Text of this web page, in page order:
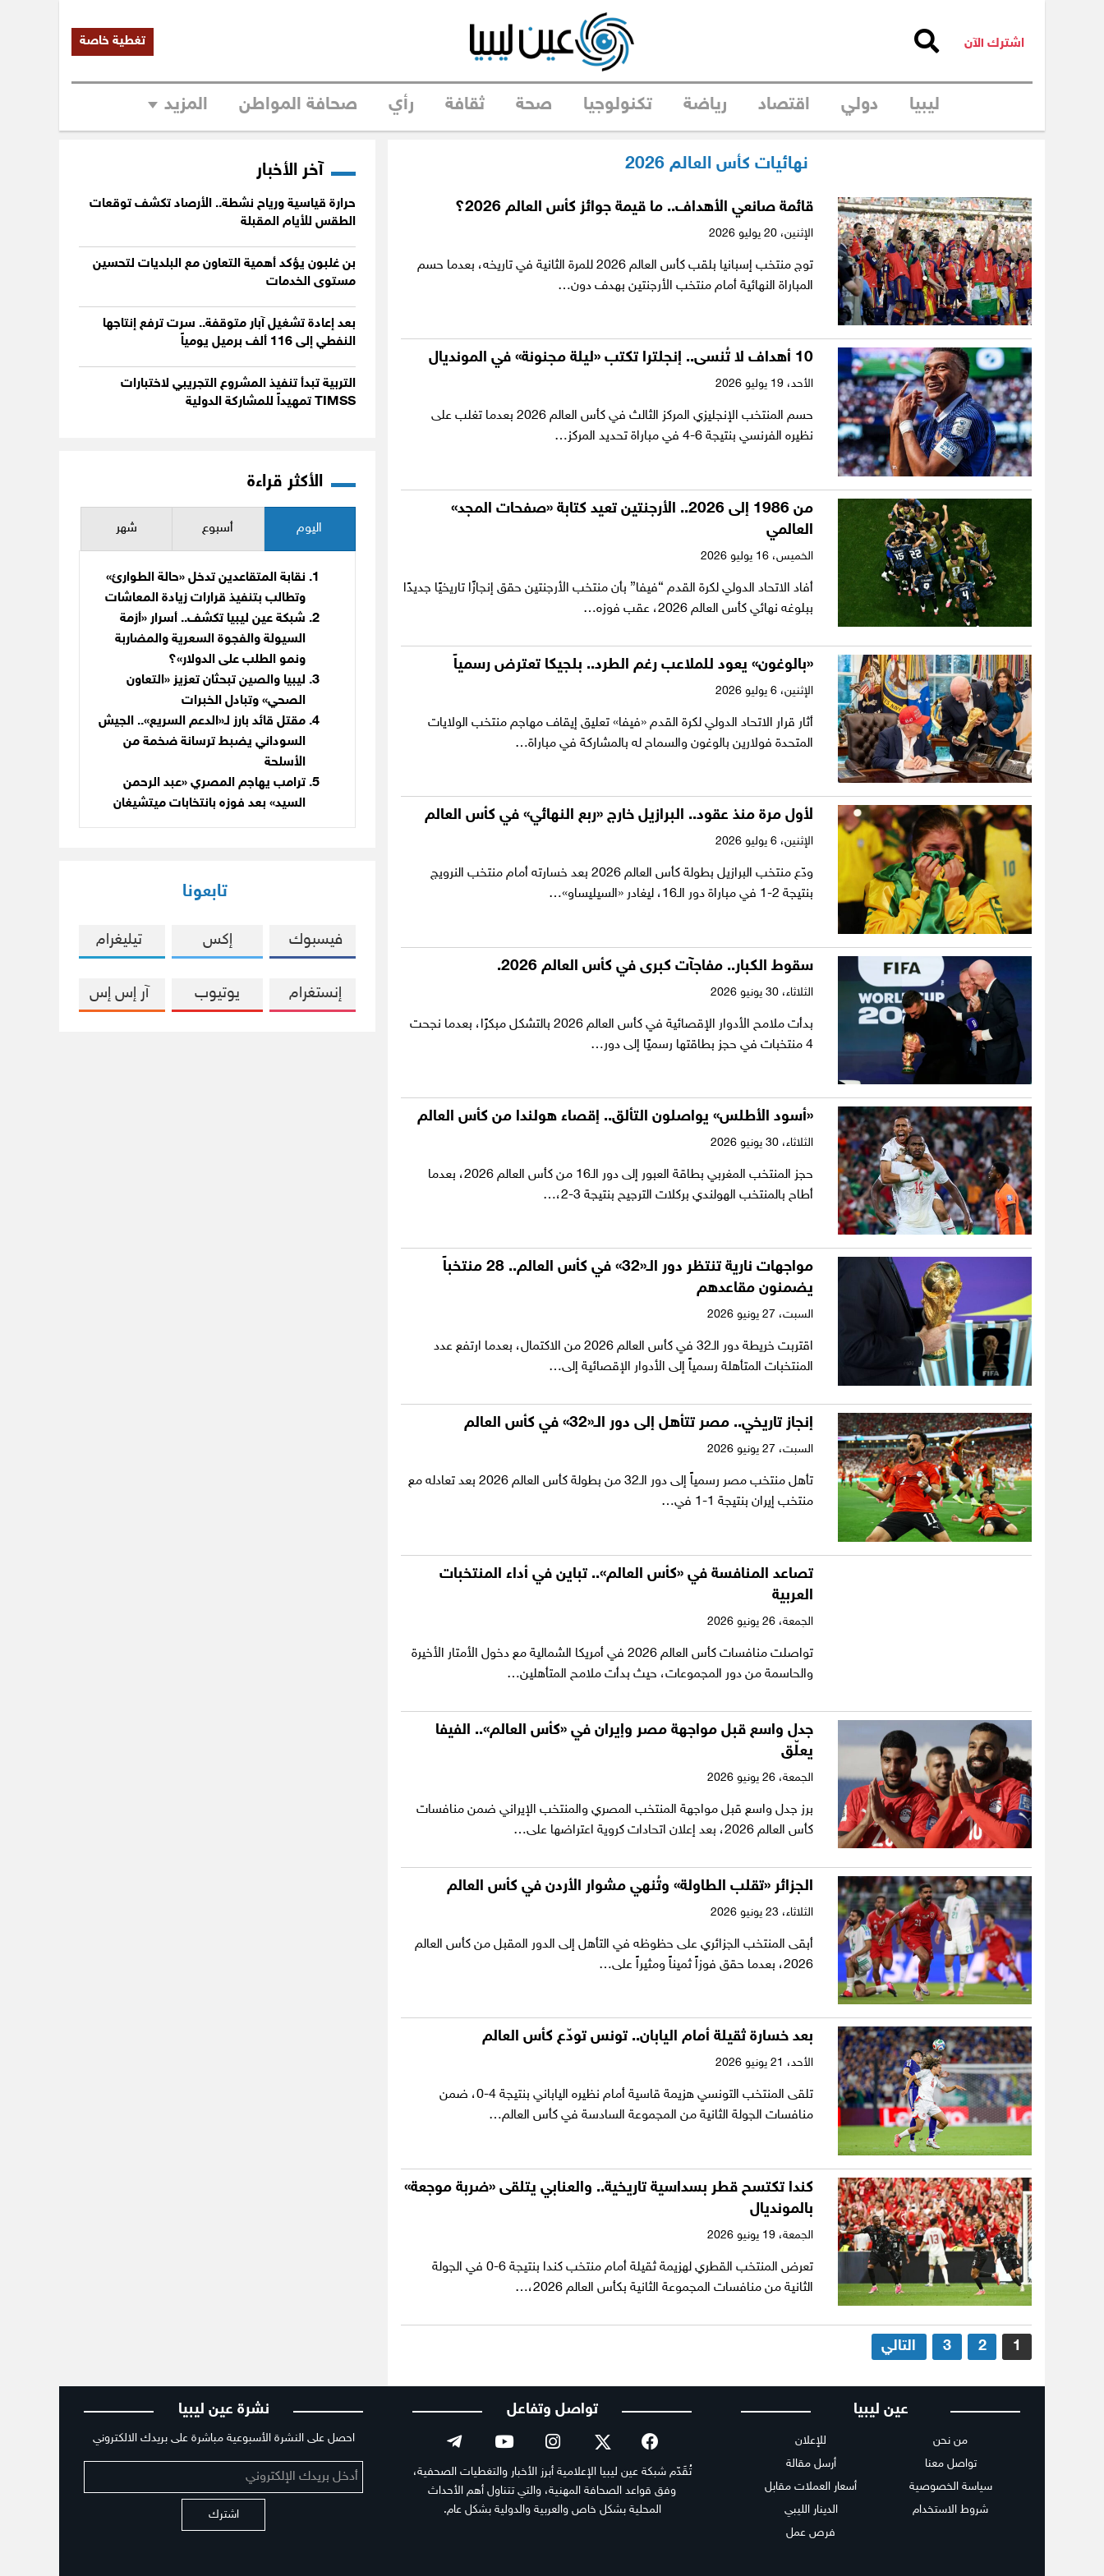
اشترك الآن تغطية خاصة
ليبيا دولي اقتصاد رياضة تكنولوجيا صحة ثقافة رأي صحافة المواطن المزيد
نهائيات كأس العالم 2026
قائمة صانعي الأهداف.. ما قيمة جوائز كأس العالم 2026؟
الإثنين،
توج منتخب إسبانيا بلقب كأس العالم 2026 للمرة الثانية في تاريخه، بعدما حسم
المباراة النهائية أمام منتخب الأرجنتين بهدف دون…
10 أهداف لا تُنسى.. إنجلترا تكتب «ليلة مجنونة» في المونديال
الأحد،
حسم المنتخب الإنجليزي المركز الثالث في كأس العالم 2026 بعدما تغلب على
نظيره الفرنسي بنتيجة 6-4 في مباراة تحديد المركز…
من 1986 إلى 2026.. الأرجنتين تعيد كتابة «صفحات المجد»
العالمي
الخميس،
أفاد الاتحاد الدولي لكرة القدم “فيفا” بأن منتخب الأرجنتين حقق إنجازًا تاريخيًا جديدًا
ببلوغه نهائي كأس العالم 2026، عقب فوزه…
«بالوغون» يعود للملاعب رغم الطرد.. بلجيكا تعترض رسمياً
الإثنين،
أثار قرار الاتحاد الدولي لكرة القدم «فيفا» تعليق إيقاف مهاجم منتخب الولايات
المتحدة فولارين بالوغون والسماح له بالمشاركة في مباراة…
لأول مرة منذ عقود.. البرازيل خارج «ربع النهائي» في كأس العالم
الإثنين،
ودّع منتخب البرازيل بطولة كأس العالم 2026 بعد خسارته أمام منتخب النرويج
بنتيجة 2-1 في مباراة دور الـ16، ليغادر «السيليساو»…
سقوط الكبار.. مفاجآت كبرى في كأس العالم 2026.
الثلاثاء،
بدأت ملامح الأدوار الإقصائية في كأس العالم 2026 بالتشكل مبكرًا، بعدما نجحت
4 منتخبات في حجز بطاقتها رسميًا إلى دور…
«أسود الأطلس» يواصلون التألق.. إقصاء هولندا من كأس العالم
الثلاثاء،
حجز المنتخب المغربي بطاقة العبور إلى دور الـ16 من كأس العالم 2026، بعدما
أطاح بالمنتخب الهولندي بركلات الترجيح بنتيجة 3-2،…
مواجهات نارية تنتظر دور الـ«32» في كأس العالم.. 28 منتخباً
يضمنون مقاعدهم
السبت،
اقتربت خريطة دور الـ32 في كأس العالم 2026 من الاكتمال، بعدما ارتفع عدد
المنتخبات المتأهلة رسمياً إلى الأدوار الإقصائية إلى…
إنجاز تاريخي.. مصر تتأهل إلى دور الـ«32» في كأس العالم
السبت،
تأهل منتخب مصر رسمياً إلى دور الـ32 من بطولة كأس العالم 2026 بعد تعادله مع
منتخب إيران بنتيجة 1-1 في…
تصاعد المنافسة في «كأس العالم».. تباين في أداء المنتخبات
العربية
الجمعة،
تواصلت منافسات كأس العالم 2026 في أمريكا الشمالية مع دخول الأمتار الأخيرة
والحاسمة من دور المجموعات، حيث بدأت ملامح المتأهلين…
جدل واسع قبل مواجهة مصر وإيران في «كأس العالم».. الفيفا
يعلّق
الجمعة،
برز جدل واسع قبل مواجهة المنتخب المصري والمنتخب الإيراني ضمن منافسات
كأس العالم 2026، بعد إعلان اتحادات كروية اعتراضها على…
الجزائر «تقلب الطاولة» وتُنهي مشوار الأردن في كأس العالم
الثلاثاء،
أبقى المنتخب الجزائري على حظوظه في التأهل إلى الدور المقبل من كأس العالم
2026، بعدما حقق فوزاً ثميناً ومثيراً على…
بعد خسارة ثقيلة أمام اليابان.. تونس تودّع كأس العالم
الأحد،
تلقى المنتخب التونسي هزيمة قاسية أمام نظيره الياباني بنتيجة 4-0، ضمن
منافسات الجولة الثانية من المجموعة السادسة في كأس العالم…
كندا تكتسح قطر بسداسية تاريخية.. والعنابي يتلقى «ضربة موجعة»
بالمونديال
الجمعة،
تعرض المنتخب القطري لهزيمة ثقيلة أمام منتخب كندا بنتيجة 6-0 في الجولة
الثانية من منافسات المجموعة الثانية بكأس العالم 2026،…
تعدد
المقالات
1
2
3 التالي
آخر الأخبار
حرارة قياسية ورياح نشطة.. الأرصاد تكشف توقعات
الطقس للأيام المقبلة
بن غلبون يؤكد أهمية التعاون مع البلديات لتحسين
مستوى الخدمات
بعد إعادة تشغيل آبار متوقفة.. سرت ترفع إنتاجها
النفطي إلى 116 ألف برميل يومياً
التربية تبدأ تنفيذ المشروع التجريبي لاختبارات
TIMSS تمهيداً للمشاركة الدولية
الأكثر قراءة
اليوم أسبوع شهر
نقابة المتقاعدين تدخل «حالة الطوارئ»
وتطالب بتنفيذ قرارات زيادة المعاشات
شبكة عين ليبيا تكشف.. أسرار «أزمة
السيولة والفجوة السعرية والمضاربة
ونمو الطلب على الدولار»؟
ليبيا والصين تبحثان تعزيز «التعاون
الصحي» وتبادل الخبرات
مقتل قائد بارز لـ«الدعم السريع».. الجيش
السوداني يضبط ترسانة ضخمة من
الأسلحة
ترامب يهاجم المصري «عبد الرحمن
السيد» بعد فوزه بانتخابات ميتشيغان
تابعونا
فيسبوك إكس تيليغرام
إنستغرام يوتيوب آر إس إس
عين ليبيا
من نحن
تواصل معنا
سياسة الخصوصية
شروط الاستخدام
للإعلان
أرسل مقالة
أسعار العملات مقابل
الدينار الليبي
فرص عمل
تواصل وتفاعل
تُقَدّم شبكة عين ليبيا الإعلامية أبرز الأخبار والتغطيات الصحفية،
وفق قواعد الصحافة المهنية، والتي تتناول أهم الأحداث
المحلية بشكل خاص والعربية والدولية بشكل عام.
نشرة عين ليبيا
احصل على النشرة الأسبوعية مباشرة على بريدك الالكتروني
اشترك